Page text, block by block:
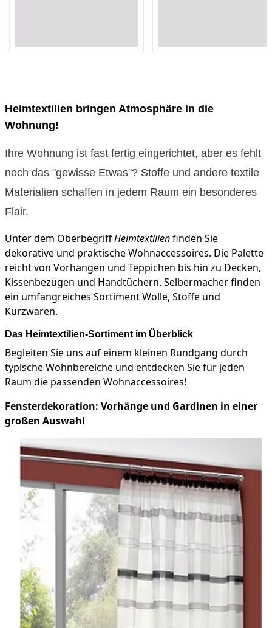
Heimtextilien bringen Atmosphäre in die
Wohnung!
Ihre Wohnung ist fast fertig eingerichtet, aber es fehlt
noch das "gewisse Etwas"? Stoffe und andere textile
Materialien schaffen in jedem Raum ein besonderes
Flair.
Unter dem OberbegriffHeimtextilienfinden Sie
dekorative und praktische Wohnaccessoires. Die Palette
reicht von Vorhängen und Teppichen bis hin zu Decken,
Kissenbezügen und Handtüchern. Selbermacher finden
ein umfangreiches Sortiment Wolle, Stoffe und
Kurzwaren.
Das Heimtextilien-Sortiment im Überblick
Begleiten Sie uns auf einem kleinen Rundgang durch
typische Wohnbereiche und entdecken Sie für jeden
Raum die passenden Wohnaccessoires!
Fensterdekoration: Vorhänge und Gardinen in einer
großen Auswahl